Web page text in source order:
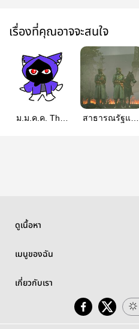
เรื่องที่คุณอาจจะสนใจ
ม.ม.ค.ค. The
สาธารณรัฐแห่ง
ดูเนื้อหา
เมนูของฉัน
เกี่ยวกับเรา